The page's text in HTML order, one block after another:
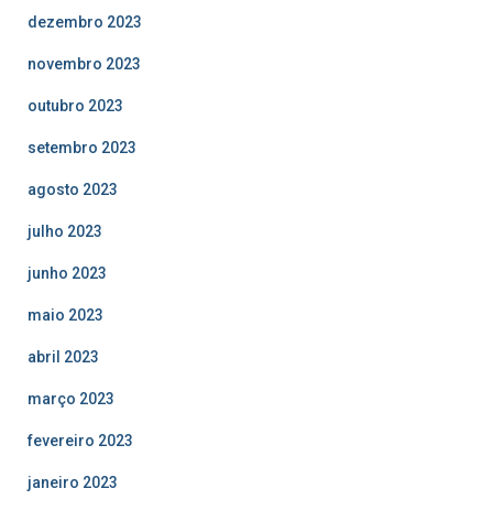
dezembro 2023
novembro 2023
outubro 2023
setembro 2023
agosto 2023
julho 2023
junho 2023
maio 2023
abril 2023
março 2023
fevereiro 2023
janeiro 2023